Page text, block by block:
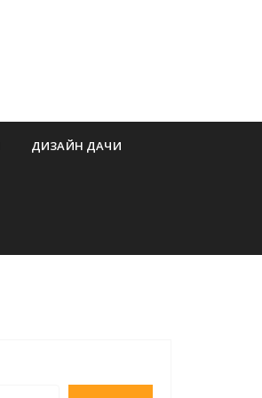
ДИЗАЙН ДАЧИ